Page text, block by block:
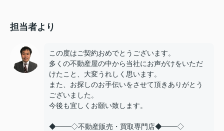
担当者より
この度はご契約おめでとうございます。
多くの不動産屋の中から当社にお声がけをいただ
けたこと、大変うれしく思います。
また、お探しのお手伝いをさせて頂きありがとう
ございました。
今後も宜しくお願い致します。
◆───◇不動産販売・買取専門店◆───◇